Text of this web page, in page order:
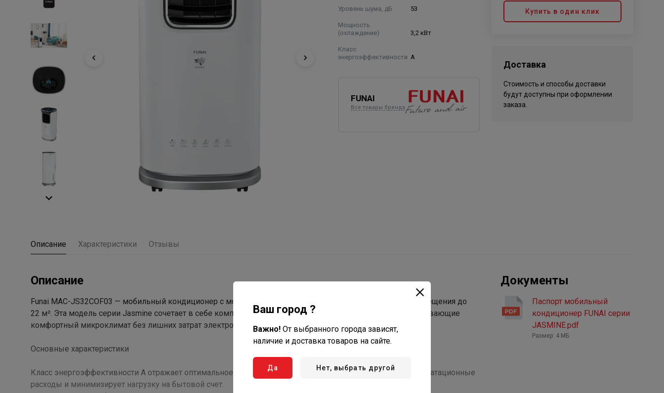
Уровень шума, дБ 53
Мощность
(охлаждение)
3,2 кВт
Класс
энергоэффективности А
FUNAI
Все товары бренда
Купить в один клик
Доставка
Стоимость и способы доставки
будут доступны при оформлении
заказа.
Описание Характеристики Отзывы
Описание
Funai MAC-JS32COF03 — мобильный кондиционер с мощностью охлаждения 3,2 кВт, рассчитанный на помещения до
22 м². Эта модель серии Jasmine сочетает в себе компактность, удобство управления и функции, обеспечивающие
комфортный микроклимат без лишних затрат электроэнергии.
Основные характеристики
Класс энергоэффективности A отражает оптимальное использование электроэнергии, что снижает эксплуатационные
расходы и минимизирует нагрузку на бытовой счет.
Документы
Паспорт мобильный
кондиционер FUNAI серии
JASMINE.pdf
Размер: 4 МБ
Ваш город ?
Важно! От выбранного города зависят,
наличие и доставка товаров на сайте.
Да Нет, выбрать другой